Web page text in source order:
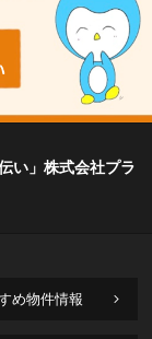
い」株式会社プラ
め物件情報